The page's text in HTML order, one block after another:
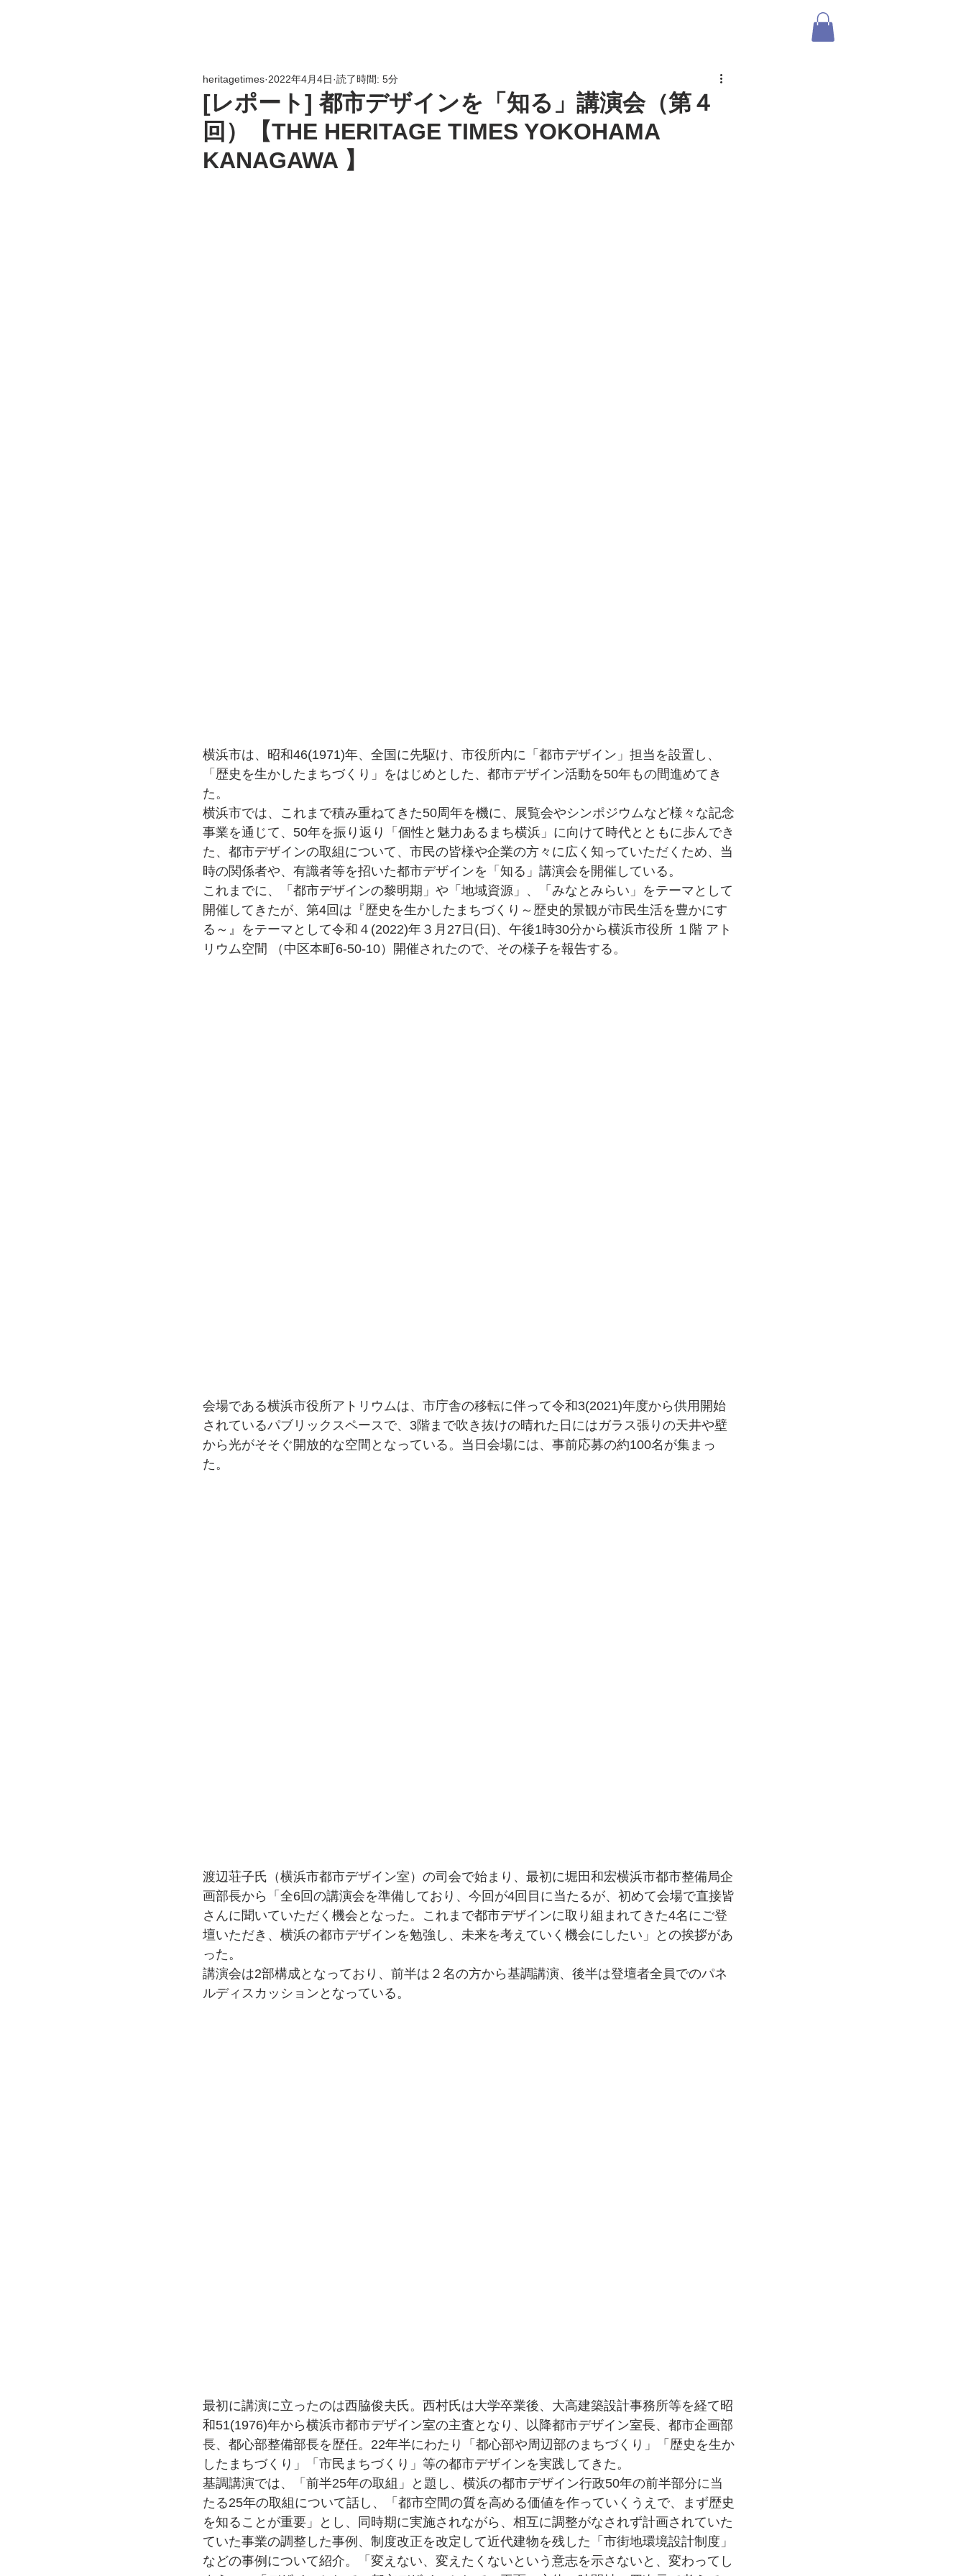
[レポート] 都市デザインを「知る」講演会（第４
回）【THE HERITAGE TIMES YOKOHAMA
KANAGAWA 】
heritagetimes 2022年4月4日 読了時間: 5分
横浜市は、昭和46(1971)年、全国に先駆け、市役所内に「都市デザイン」担当を設置し、
「歴史を生かしたまちづくり」をはじめとした、都市デザイン活動を50年もの間進めてき
た。
横浜市では、これまで積み重ねてきた50周年を機に、展覧会やシンポジウムなど様々な記念
事業を通じて、50年を振り返り「個性と魅⼒あるまち横浜」に向けて時代とともに歩んでき
た、都市デザインの取組について、市民の皆様や企業の方々に広く知っていただくため、当
時の関係者や、有識者等を招いた都市デザインを「知る」講演会を開催している。
これまでに、「都市デザインの黎明期」や「地域資源」、「みなとみらい」をテーマとして
開催してきたが、第4回は『歴史を生かしたまちづくり～歴史的景観が市民生活を豊かにす
る～』をテーマとして令和４(2022)年３月27日(日)、午後1時30分から横浜市役所 １階 アト
リウム空間 （中区本町6-50-10）開催されたので、その様子を報告する。
会場である横浜市役所アトリウムは、市庁舎の移転に伴って令和3(2021)年度から供用開始
されているパブリックスペースで、3階まで吹き抜けの晴れた日にはガラス張りの天井や壁
から光がそそぐ開放的な空間となっている。当日会場には、事前応募の約100名が集まっ
た。
渡辺荘子氏（横浜市都市デザイン室）の司会で始まり、最初に堀田和宏横浜市都市整備局企
画部長から「全6回の講演会を準備しており、今回が4回目に当たるが、初めて会場で直接皆
さんに聞いていただく機会となった。これまで都市デザインに取り組まれてきた4名にご登
壇いただき、横浜の都市デザインを勉強し、未来を考えていく機会にしたい」との挨拶があ
った。
講演会は2部構成となっており、前半は２名の方から基調講演、後半は登壇者全員でのパネ
ルディスカッションとなっている。
最初に講演に立ったのは西脇俊夫氏。西村氏は大学卒業後、大高建築設計事務所等を経て昭
和51(1976)年から横浜市都市デザイン室の主査となり、以降都市デザイン室長、都市企画部
長、都心部整備部長を歴任。22年半にわたり「都心部や周辺部のまちづくり」「歴史を生か
したまちづくり」「市民まちづくり」等の都市デザインを実践してきた。
基調講演では、「前半25年の取組」と題し、横浜の都市デザイン行政50年の前半部分に当
たる25年の取組について話し、「都市空間の質を高める価値を作っていくうえで、まず歴史
を知ることが重要」とし、同時期に実施されながら、相互に調整がなされず計画されていた
ていた事業の調整した事例、制度改正を改定して近代建物を残した「市街地環境設計制度」
などの事例について紹介。「変えない、変えたくないという意志を示さないと、変わってし